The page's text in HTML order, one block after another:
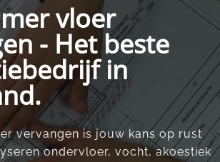
vloer
- Het beste
in
vervangen is jouw kans op rust
ondervloer, vocht, akoestiek